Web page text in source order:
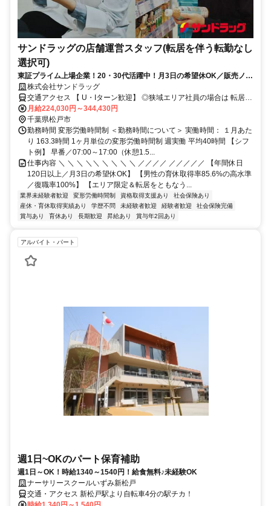
サンドラッグの店舗運営スタッフ(転居を伴う転勤なし
選択可)
東証プライム上場企業！20・30代活躍中！月3日の希望休OK／販売ノル
マなし／年収例32歳SV816万円／販促企画～商品管理など店舗運営がメ
インの仕事
株式会社サンドラッグ
交通アクセス 【 U・Iターン歓迎】 ◎狭域エリア社員の場合は 転居を
伴う転勤はありません。 ◎マイカー通勤OK
月給224,030円～344,430円
千葉県松戸市
勤務時間 変形労働時間制 ＜勤務時間について＞ 実働時間： １月あた
り 163.3時間 1ヶ月単位の変形労働時間制 週実働 平均40時間 【シフ
ト例】 早番／07:00～17:00（休憩1.5...
仕事内容 ＼ ＼ ＼ ＼＼ ＼ ＼ ＼ ＼ ／／／／ ／／／／／ 【年間休日
120日以上／月3日の希望休OK】 【男性の育休取得率85.6%の高水準
／復職率100%】 【エリア限定＆転居をともなう...
業界未経験者歓迎 変形労働時間制 資格取得支援あり
社会保険あり
産休・育休取得実績あり
学歴不問 未経験者歓迎 経験者歓迎
社会保険完備
賞与あり
育休あり 長期歓迎 昇給あり 賞与年2回あり
アルバイト・パート
週1日~OKのパート保育補助
週1日～OK！時給1340～1540円！給食無料♪未経験OK
ナーサリースクールいずみ新松戸
交通・アクセス 新松戸駅より自転車4分の駅チカ！